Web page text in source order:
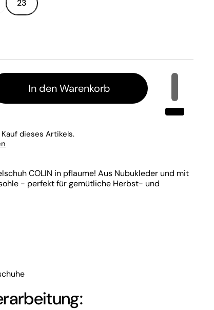
23
In den Warenkorb
dieses Artikels.
COLIN in pflaume! Aus Nubukleder und mit
- perfekt für gemütliche Herbst- und